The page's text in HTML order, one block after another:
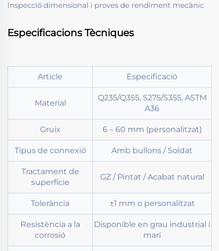
Inspecció dimensional i proves de rendiment mecànic
Especificacions Tècniques
Article Especificació
Material
Q235/Q355, S275/S355, ASTM
A36
Gruix 6 – 60 mm (personalitzat)
Tipus de connexió Amb bullons / Soldat
Tractament de
superfície
GZ / Pintat / Acabat natural
Tolerància ±1 mm o personalitzat
Resistència a la
corrosió
Disponible en grau industrial i
marí